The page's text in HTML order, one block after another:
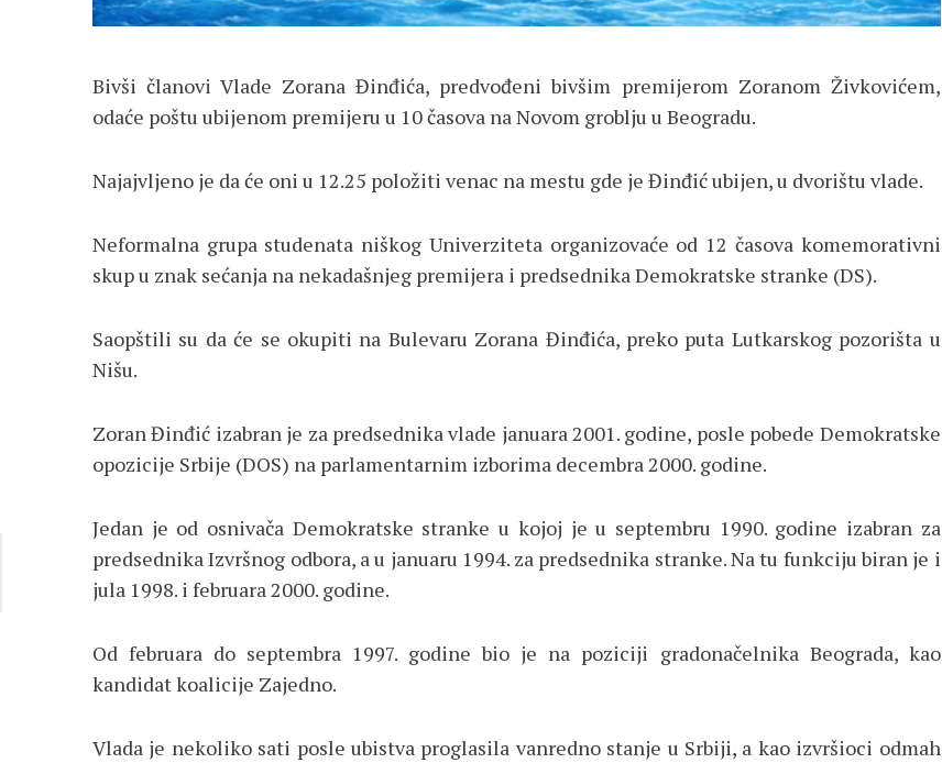
Bivši članovi Vlade Zorana Đinđića, predvođeni bivšim premijerom Zoranom Živkovićem,
odaće poštu ubijenom premijeru u 10 časova na Novom groblju u Beogradu.
Najajvljeno je da će oni u 12.25 položiti venac na mestu gde je Đinđić ubijen, u dvorištu vlade.
Neformalna grupa studenata niškog Univerziteta organizovaće od 12 časova komemorativni
skup u znak sećanja na nekadašnjeg premijera i predsednika Demokratske stranke (DS).
Saopštili su da će se okupiti na Bulevaru Zorana Đinđića, preko puta Lutkarskog pozorišta u
Nišu.
Zoran Đinđić izabran je za predsednika vlade januara 2001. godine, posle pobede Demokratske
opozicije Srbije (DOS) na parlamentarnim izborima decembra 2000. godine.
Jedan je od osnivača Demokratske stranke u kojoj je u septembru 1990. godine izabran za
predsednika Izvršnog odbora, a u januaru 1994. za predsednika stranke. Na tu funkciju biran je i
jula 1998. i februara 2000. godine.
Od februara do septembra 1997. godine bio je na poziciji gradonačelnika Beograda, kao
kandidat koalicije Zajedno.
Vlada je nekoliko sati posle ubistva proglasila vanredno stanje u Srbiji, a kao izvršioci odmah